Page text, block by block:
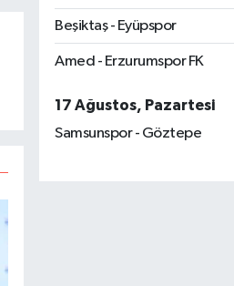
Beşiktaş - Eyüpspor
Amed - Erzurumspor FK
17 Ağustos, Pazartesi
Samsunspor - Göztepe